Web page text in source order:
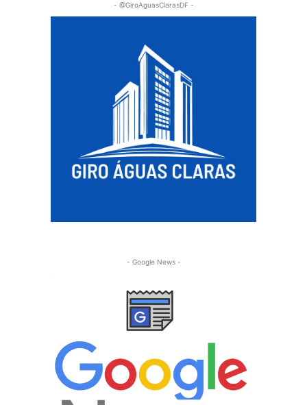
- @GiroAguasClarasDF -
- Google News -